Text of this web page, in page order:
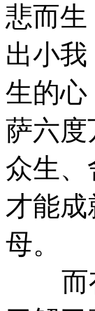
悲而生
出小
生的心
萨六度
众生
才能
母。
而有